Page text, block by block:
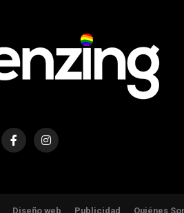
Diseño web Publicidad Quiénes